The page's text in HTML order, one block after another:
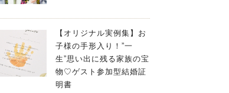
【オリジナル実例集】お
子様の手形入り！”一
生”思い出に残る家族の宝
物♡ゲスト参加型結婚証
明書